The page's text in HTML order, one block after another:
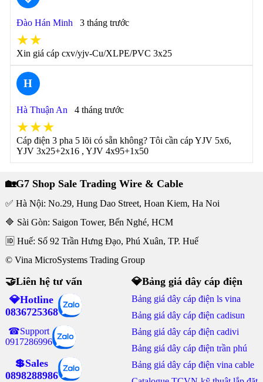
Đào Hán Minh 3 tháng trước
★★
Xin giá cáp cxv/yjv-Cu/XLPE/PVC 3x25
H
Hà Thuận An 4 tháng trước
★★★
Cáp điện 3 pha 5 lõi có sẵn không? Tôi cần cáp YJV 5x6,
YJV 3x25+2x16 , YJV 4x95+1x50
🏡G7 Shop Sale Trading Wire & Cable
✅ Hà Nội: No.29, Hung Dao Street, Hoan Kiem, Ha Noi
🔷 Sài Gòn: Saigon Tower, Bến Nghé, HCM
🆔 Huế: Số 92 Trần Hưng Đạo, Phú Xuân, TP. Huế
© Vina MicroSystems Trading Group
🤝Liên hệ tư vấn
💎Hotline
0836725368
☎Support
0917286996
💲Sales
0898288986
💎Bảng giá dây cáp điện
Bảng giá dây cáp điện ls vina
Bảng giá dây cáp điện cadisun
Bảng giá dây cáp điện cadivi
Bảng giá dây cáp điện trần phú
Bảng giá dây cáp điện vina cable